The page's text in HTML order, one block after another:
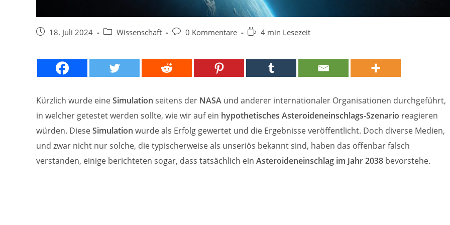
Beitrag18. Juli 2024
Beitrags-
Wissenschaft
Beitrags-
0 Kommentare Lesedauer:
4 min Lesezeit
Kürzlich wurde eineSimulation seitens der NASA und anderer internationaler Organisationen durchgeführt,
in welcher getestet werden sollte, wie wir auf ein hypothetisches Asteroideneinschlags-Szenario reagieren
würden. DieseSimulation wurde als Erfolg gewertet und die Ergebnisse veröffentlicht. Doch diverse Medien,
und zwar nicht nur solche, die typischerweise als unseriös bekannt sind, haben das offenbar falsch
verstanden, einige berichteten sogar, dass tatsächlich ein Asteroideneinschlag im Jahr 2038 bevorstehe.